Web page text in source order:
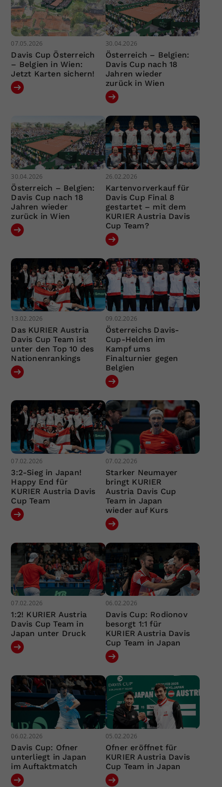
07.05.2026
Davis Cup Österreich
– Belgien in Wien:
Jetzt Karten sichern!
30.04.2026
Österreich – Belgien:
Davis Cup nach 18
Jahren wieder
zurück in Wien
30.04.2026
Österreich – Belgien:
Davis Cup nach 18
Jahren wieder
zurück in Wien
26.02.2026
Kartenvorverkauf für
Davis Cup Final 8
gestartet – mit dem
KURIER Austria Davis
Cup Team?
13.02.2026
Das KURIER Austria
Davis Cup Team ist
unter den Top 10 des
Nationenrankings
09.02.2026
Österreichs Davis-
Cup-Helden im
Kampf ums
Finalturnier gegen
Belgien
07.02.2026
3:2-Sieg in Japan!
Happy End für
KURIER Austria Davis
Cup Team
07.02.2026
Starker Neumayer
bringt KURIER
Austria Davis Cup
Team in Japan
wieder auf Kurs
07.02.2026
1:2! KURIER Austria
Davis Cup Team in
Japan unter Druck
06.02.2026
Davis Cup: Rodionov
besorgt 1:1 für
KURIER Austria Davis
Cup Team in Japan
06.02.2026
Davis Cup: Ofner
unterliegt in Japan
im Auftaktmatch
05.02.2026
Ofner eröffnet für
KURIER Austria Davis
Cup Team in Japan